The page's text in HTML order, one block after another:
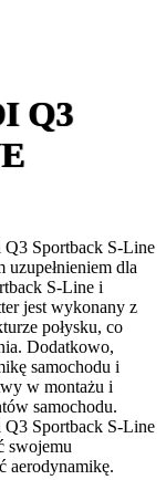
Q3
Sportback S-Line
dla
S-Line i
jest wykonany z
połysku, co
Dodatkowo,
samochodu i
w montażu i
samochodu.
Sportback S-Line
swojemu
aerodynamikę.